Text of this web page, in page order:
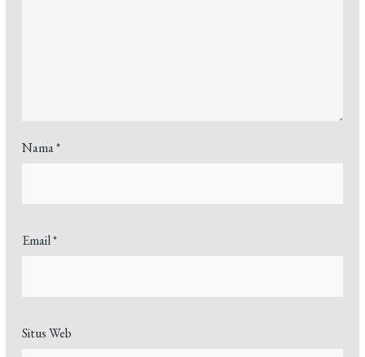
Nama*
Email*
Situs Web